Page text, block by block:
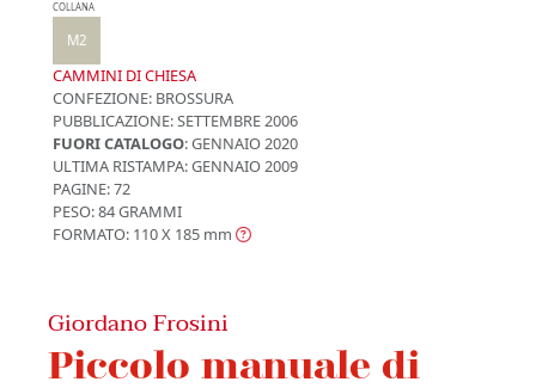
COLLANA
M2
CAMMINI DI CHIESA
CONFEZIONE: BROSSURA
PUBBLICAZIONE:SETTEMBRE 2006
FUORI CATALOGO: GENNAIO 2020
ULTIMA RISTAMPA:GENNAIO 2009
PAGINE: 72
PESO: 84 GRAMMI
FORMATO: 110 X 185 mm
Giordano Frosini
Piccolo manuale di